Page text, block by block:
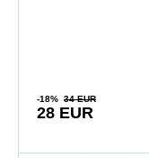
-18% 34 EUR
28 EUR